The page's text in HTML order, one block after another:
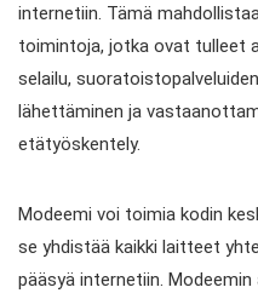
internetiin. Tämä
toimintoja, jotka ovat tulleet
selailu,
lähettäminen ja
etätyöskentely.
Modeemi voi toimia kodin
se yhdistää kaikki laitteet
pääsyä internetiin.